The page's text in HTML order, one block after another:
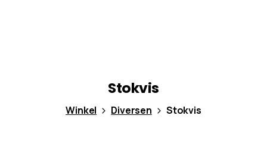
Stokvis
Winkel Diversen Stokvis